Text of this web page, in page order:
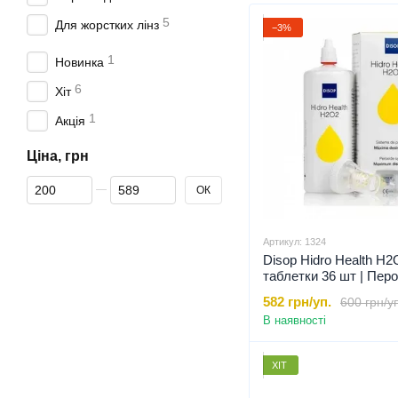
−3%
Артикул: 1324
Disop Hidro Health
таблетки 36 шт |
Розчин для лінз на
перекису водню, 360
600 грн/
582 грн/уп.
В наявності
ХІТ
Для жорстких лінз 5
Новинка 1
Хіт 6
Акція 1
Ціна, грн
Від Ціна, грн
До Ціна, грн ОК